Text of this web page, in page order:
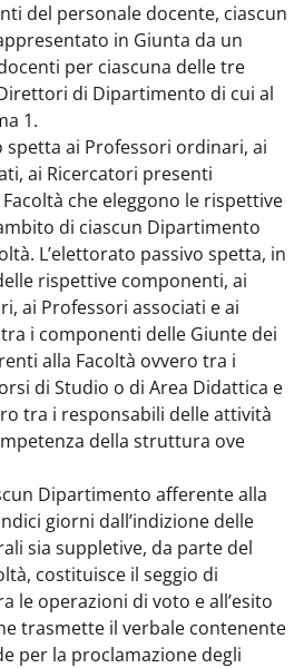
del personale docente, ciascun
in Giunta da un
per ciascuna delle tre
di Dipartimento di cui al
1.
spetta ai Professori ordinari, ai
ai Ricercatori presenti
Facoltà che eleggono le rispettive
di ciascun Dipartimento
L’elettorato passivo spetta, in
rispettive componenti, ai
ai Professori associati e ai
i componenti delle Giunte dei
alla Facoltà ovvero tra i
di Studio o di Area Didattica e
tra i responsabili delle attività
della struttura ove
Dipartimento afferente alla
giorni dall’indizione delle
sia suppletive, da parte del
costituisce il seggio di
le operazioni di voto e all’esito
trasmette il verbale contenente
per la proclamazione degli